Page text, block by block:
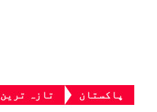
پاکستان تازہ ترین